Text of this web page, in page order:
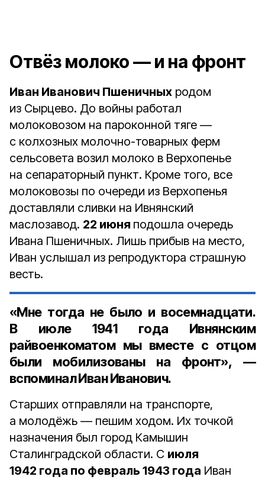
Отвёз молоко — и на фронт
Иван Иванович Пшеничных родом
из Сырцево. До войны работал
молоковозом на пароконной тяге —
с колхозных молочно-товарных ферм
сельсовета возил молоко в Верхопенье
на сепараторный пункт. Кроме того, все
молоковозы по очереди из Верхопенья
доставляли сливки на Ивнянский
маслозавод. 22 июня подошла очередь
Ивана Пшеничных. Лишь прибыв на место,
Иван услышал из репродуктора страшную
весть.
«Мне тогда не было и восемнадцати.
В июле 1941 года Ивнянским
райвоенкоматом мы вместе с отцом
были мобилизованы на фронт», —
вспоминал Иван Иванович.
Старших отправляли на транспорте,
а молодёжь — пешим ходом. Их точкой
назначения был город Камышин
Сталинградской области. С июля
1942 года по февраль 1943 года Иван